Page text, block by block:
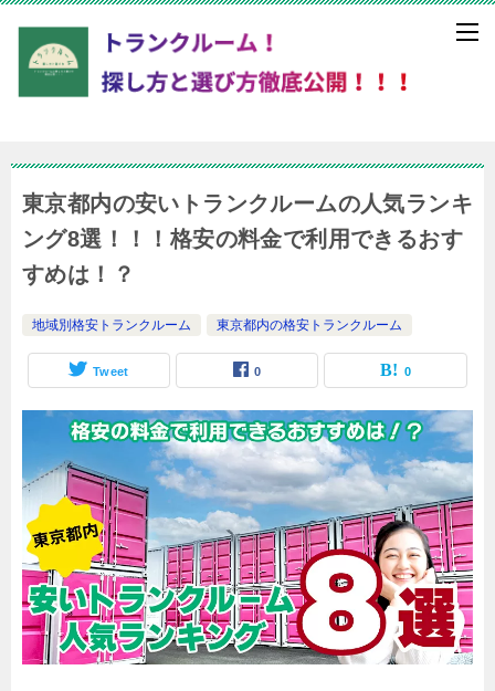
東京都内の安いトランクルームの人気ランキ
ング8選！！！格安の料金で利用できるおす
すめは！？
地域別格安トランクルーム 東京都内の格安トランクルーム
Tweet 0 0